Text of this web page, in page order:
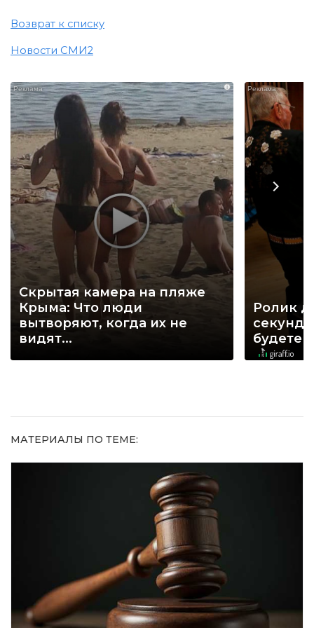
Возврат к списку
Новости СМИ2
i
Скрытая камера на пляже
Крыма: Что люди
вытворяют, когда их не
видят...
Ролик
секунд,
будете
МАТЕРИАЛЫ ПО ТЕМЕ: